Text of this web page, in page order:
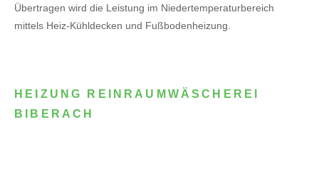
Übertragen wird die Leistung im Niedertemperaturbereich
mittels Heiz-Kühldecken und Fußbodenheizung.
HEIZUNG REINRAUMWÄSCHEREI
BIBERACH